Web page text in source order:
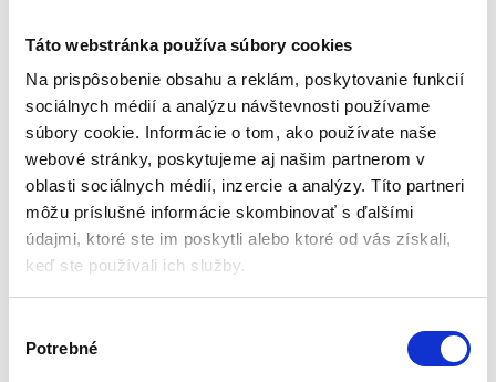
Táto webstránka používa súbory cookies
Na prispôsobenie obsahu a reklám, poskytovanie funkcií
sociálnych médií a analýzu návštevnosti používame
súbory cookie. Informácie o tom, ako používate naše
webové stránky, poskytujeme aj našim partnerom v
oblasti sociálnych médií, inzercie a analýzy. Títo partneri
môžu príslušné informácie skombinovať s ďalšími
údajmi, ktoré ste im poskytli alebo ktoré od vás získali,
keď ste používali ich služby.
Potrebné
Solárny ohrev
Skladom - doručenie do 24-
48 hod .
Použitie: rámový bazén 488 x 244
Rozmery: 476 x 234 cm
Hrúbka: 150 g/m²
Hmotnosť: 2,9 kg
★★★★
Príslušenstvo k bazénom
Na objednávku (doručenie
4-9 pracovných dni)
Rozmery: 410 x 226 cm
Určené pre bazén s rozmermi:
400 x 211 cm
Hmotnosť: 1,05 kg